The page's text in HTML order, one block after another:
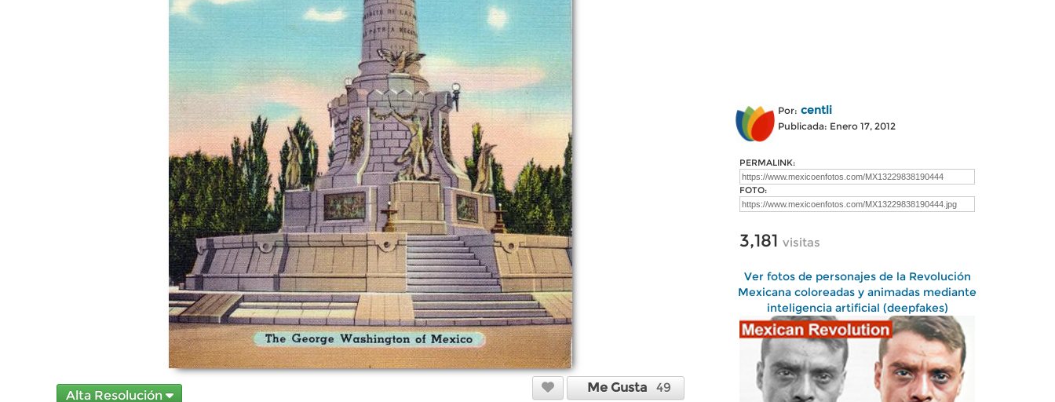
Alta Resolución
Me Gusta 49
Por: centli
Publicada: Enero 17, 2012
PERMALINK:
FOTO:
3,181 visitas
Ver fotos de personajes de la Revolución
Mexicana coloreadas y animadas mediante
inteligencia artificial (deepfakes)